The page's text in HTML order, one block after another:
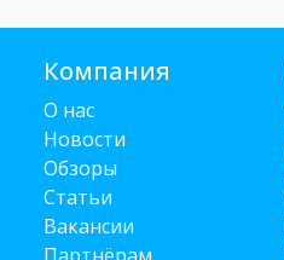
Компания
О нас
Новости
Обзоры
Статьи
Вакансии